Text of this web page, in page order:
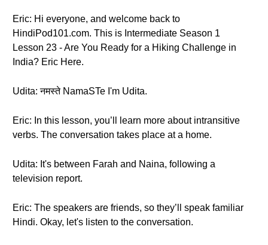
Eric: Hi everyone, and welcome back to
HindiPod101.com. This is Intermediate Season 1
Lesson 23 - Are You Ready for a Hiking Challenge in
India? Eric Here.
Udita: नमस्ते NamaSTe I'm Udita.
Eric: In this lesson, you’ll learn more about intransitive
verbs. The conversation takes place at a home.
Udita: It's between Farah and Naina, following a
television report.
Eric: The speakers are friends, so they’ll speak familiar
Hindi. Okay, let's listen to the conversation.